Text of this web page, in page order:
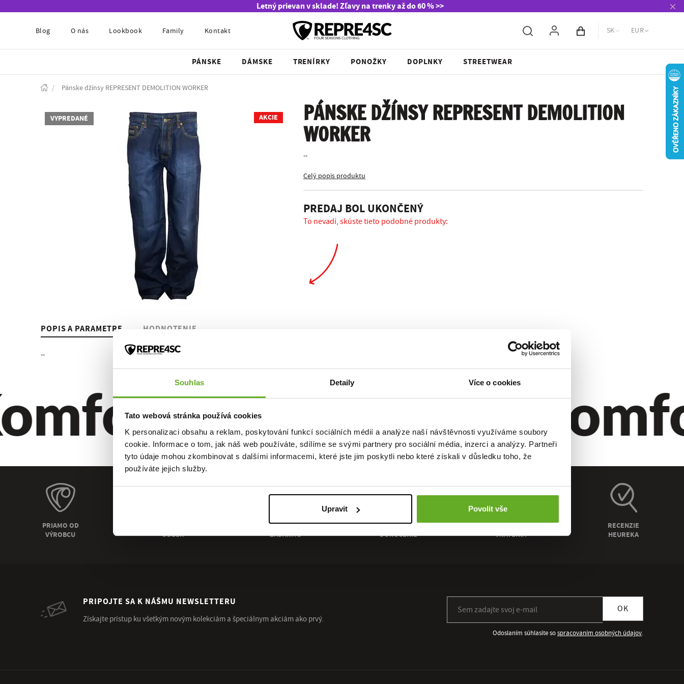
Souhlas Detaily Více o cookies
Tato webová stránka používá cookies
K personalizaci obsahu a reklam, poskytování funkcí sociálních médií a analýze naší návštěvnosti využíváme soubory
cookie. Informace o tom, jak náš web používáte, sdílíme se svými partnery pro sociální média, inzerci a analýzy. Partneři
tyto údaje mohou zkombinovat s dalšími informacemi, které jste jim poskytli nebo které získali v důsledku toho, že
používáte jejich služby.
Upravit Povolit vše
Letný prievan v sklade! Zľavy na trenky až do 60 % >>
Blog O nás Lookbook Family Kontakt Obsah košíka
SK EUR
PÁNSKE DÁMSKE TRENÍRKY PONOŽKY DOPLNKY STREETWEAR
/ Pánske džínsy REPRESENT DEMOLITION WORKER
VYPREDANÉ AKCIE
PÁNSKE DŽÍNSY REPRESENT DEMOLITION
WORKER
--
Celý popis produktu
PREDAJ BOL UKONČENÝ
To nevadí, skúste tieto podobné produkty:
POPIS A PARAMETRE HODNOTENIE
--
Kvalita. Štýl.
PRIAMO OD
VÝROBCU
ODBER
DOPRAVA
ZADARMO
RÝCHLE
DORUČENIE
ZÁRUKA
VRÁTENIA
RECENZIE
HEUREKA
PRIPOJTE SA K NÁŠMU NEWSLETTERU
Získajte prístup ku všetkým novým kolekciám a špeciálnym akciám ako prvý.
OK
Odoslaním súhlasíte sospracovaním osobných údajov.